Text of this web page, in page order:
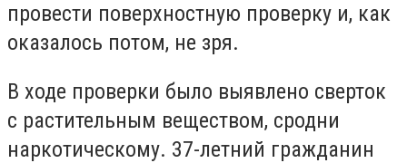
провести поверхностную проверку и, как
оказалось потом, не зря.
В ходе проверки было выявлено сверток
с растительным веществом, сродни
наркотическому. 37-летний гражданин